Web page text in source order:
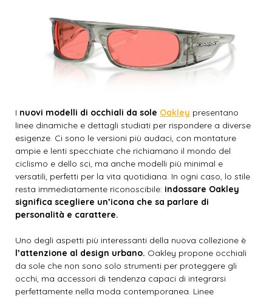
I nuovi modelli di occhiali da sole Oakley presentano
linee dinamiche e dettagli studiati per rispondere a diverse
esigenze. Ci sono le versioni più audaci, con montature
ampie e lenti specchiate che richiamano il mondo del
ciclismo e dello sci, ma anche modelli più minimal e
versatili, perfetti per la vita quotidiana. In ogni caso, lo stile
resta immediatamente riconoscibile: indossare Oakley
significa scegliere un’icona che sa parlare di
personalità e carattere.
Uno degli aspetti più interessanti della nuova collezione è
l’attenzione al design urbano. Oakley propone occhiali
da sole che non sono solo strumenti per proteggere gli
occhi, ma accessori di tendenza capaci di integrarsi
perfettamente nella moda contemporanea. Linee